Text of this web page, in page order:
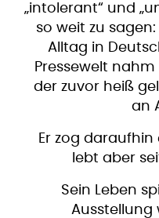
„intolerant“ und
so weit zu sagen:
Alltag in
Pressewelt
der zuvor heiß
an
Er zog
lebt aber
Sein Leben
Ausstellung